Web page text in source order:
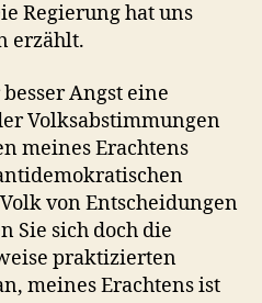
Regierung hat uns
erzählt.
Angst eine
Volksabstimmungen
meines Erachtens
von Entscheidungen
Sie sich doch die
praktizierten
meines Erachtens ist